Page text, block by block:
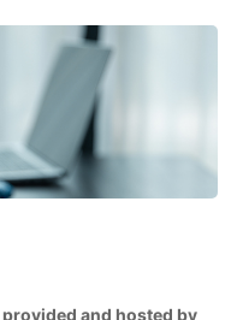
provided and hosted by